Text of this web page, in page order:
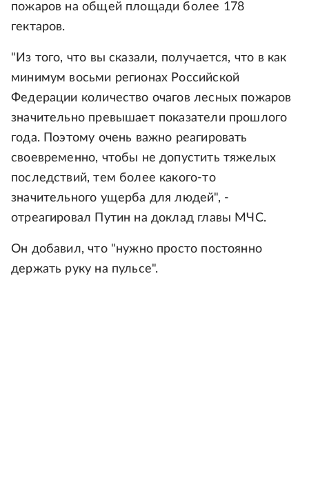
пожаров на общей площади более 178
гектаров.
"Из того, что вы сказали, получается, что в как
минимум восьми регионах Российской
Федерации количество очагов лесных пожаров
значительно превышает показатели прошлого
года. Поэтому очень важно реагировать
своевременно, чтобы не допустить тяжелых
последствий, тем более какого-то
значительного ущерба для людей", -
отреагировал Путин на доклад главы МЧС.
Он добавил, что "нужно просто постоянно
держать руку на пульсе".